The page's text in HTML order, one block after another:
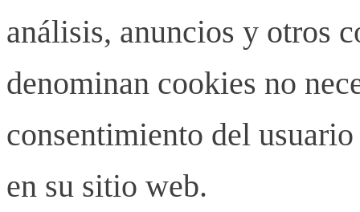
análisis, anuncios y otros
denominan cookies no
consentimiento del
en su sitio web.